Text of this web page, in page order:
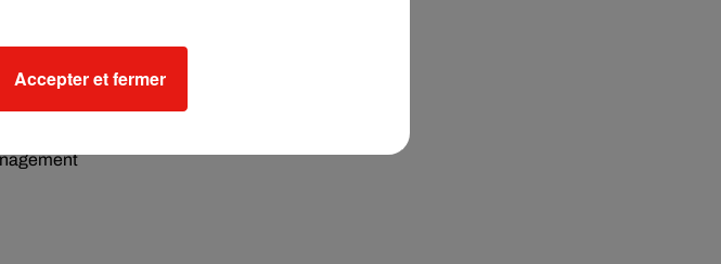
licence de gestion
Accepter et fermer